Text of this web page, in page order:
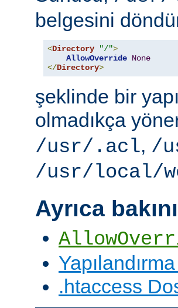
belgesini
<Directory "/">
AllowOverride None
</Directory>
şeklinde bir
olmadıkça
/usr/.acl, /
/usr/local/
Ayrıca
.htaccess